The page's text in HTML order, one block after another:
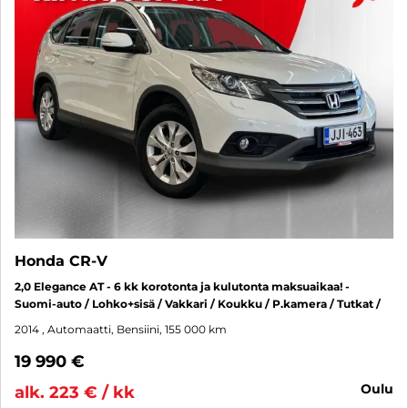
Honda CR-V
2,0 Elegance AT - 6 kk korotonta ja kulutonta maksuaikaa! -
Suomi-auto / Lohko+sisä / Vakkari / Koukku / P.kamera / Tutkat /
2014 , Automaatti, Bensiini, 155 000 km
19 990 €
alk. 223 € / kk
oulu